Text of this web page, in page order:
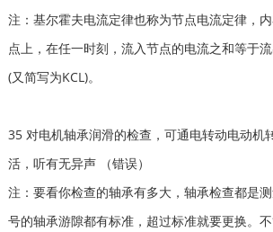
注：基尔霍夫电流定律也称为节点电流定律，
点上，在任一时刻，流入节点的电流之和等于流
(又简写为KCL)。
35 对电机轴承润滑的检查，可通电转动电动机
活，听有无异声 （错误）
注：要看你检查的轴承有多大，轴承检查都是
号的轴承游隙都有标准，超过标准就要更换。